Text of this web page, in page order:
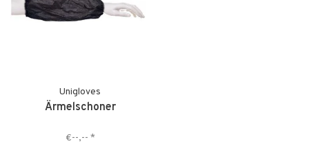
Unigloves
Ärmelschoner
€--,-- *